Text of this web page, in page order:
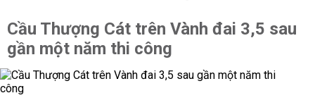
Cầu Thượng Cát trên Vành đai 3,5 sau
gần một năm thi công